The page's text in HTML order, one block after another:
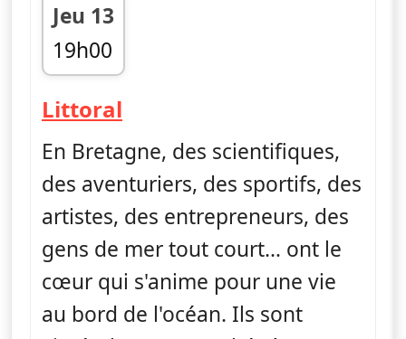
Jeu 13
19h00
fin 19h05
Littoral
En Bretagne, des scientifiques,
des aventuriers, des sportifs, des
artistes, des entrepreneurs, des
gens de mer tout court… ont le
cœur qui s'anime pour une vie
au bord de l'océan. Ils sont